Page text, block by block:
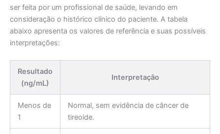
ser feita por um profissional de saúde, levando em
consideração o histórico clínico do paciente. A tabela
abaixo apresenta os valores de referência e suas possíveis
interpretações:
Resultado
(ng/mL)
Interpretação
Menos de
1
Normal, sem evidência de câncer de
tireoide.